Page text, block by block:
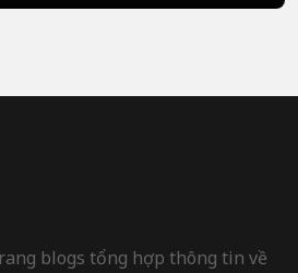
blogs tổng hợp thông tin về